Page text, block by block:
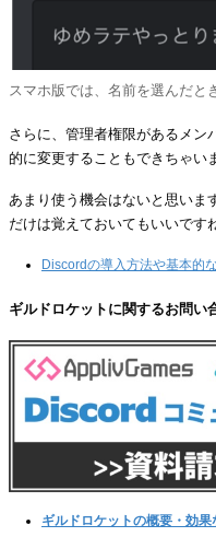
スマホ版では、名前を選んだと
さらに、管理者権限があるメン
的に変更することもできちゃい
あまり使う機会はないと思いま
だけは覚えておいてもいいです
Discordの導入方法や基本的
ギルドロケットに関するお問い
ギルドロケットの概要・効